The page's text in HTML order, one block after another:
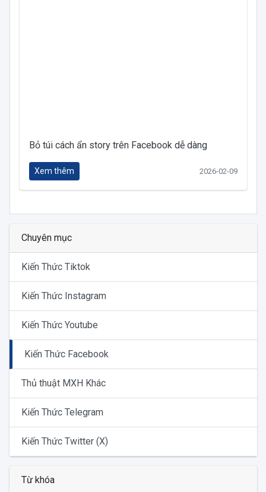
Bỏ túi cách ẩn story trên Facebook dễ dàng
Xem thêm 2026-02-09
Chuyên mục
Kiến Thức Tiktok
Kiến Thức Instagram
Kiến Thức Youtube
Kiến Thức Facebook
Thủ thuật MXH Khác
Kiến Thức Telegram
Kiến Thức Twitter (X)
Từ khóa